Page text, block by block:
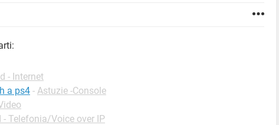
- Internet
a ps4 - Astuzie -Console
- Telefonia/Voice over IP